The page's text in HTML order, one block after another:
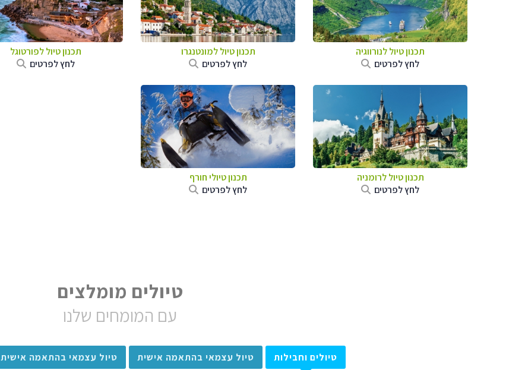
תכנון טיול לנורווגיה
לחץ לפרטים
תכנון טיול למונטנגרו
לחץ לפרטים
תכנון טיול לפורטוגל
לחץ לפרטים
תכנון טיול לרומניה
לחץ לפרטים
תכנון טיולי חורף
לחץ לפרטים
טיולים מומלצים
עם המומחים שלנו
טיולים וחבילות טיול עצמאי בהתאמה אישית טיול עצמאי בהתאמה אישית